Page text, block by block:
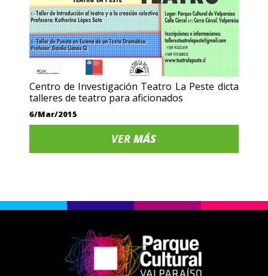
Centro de Investigación Teatro La Peste dicta
talleres de teatro para aficionados
6/Mar/2015
VERMÁS